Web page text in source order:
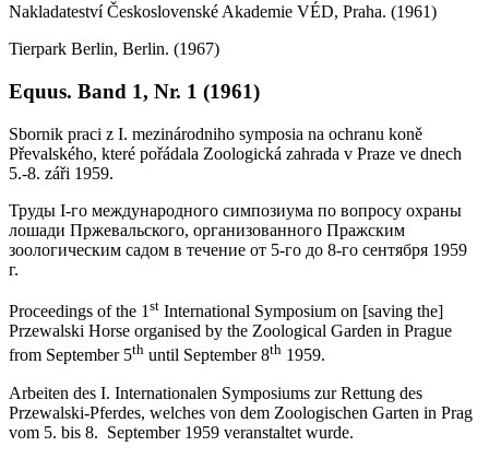
Nakladateství Československé Akademie VÉD, Praha. (1961)
Tierpark Berlin, Berlin. (1967)
Equus. Band 1, Nr. 1 (1961)
Sbornik praci z I. mezinárodniho symposia na ochranu koně
Převalského, které pořádala Zoologická zahrada v Praze ve dnech
5.-8. záři 1959.
Труды I-го международного симпозиума по вопросу охраны
лошади Пржевальского, организованного Пражским
зоологическим садом в течение от 5-го до 8-го сентября 1959
г.
Proceedings of the 1 st International Symposium on [saving the]
Przewalski Horse organised by the Zoological Garden in Prague
from September 5th until September 8th 1959.
Arbeiten des I. Internationalen Symposiums zur Rettung des
Przewalski-Pferdes, welches von dem Zoologischen Garten in Prag
vom 5. bis 8. September 1959 veranstaltet wurde.